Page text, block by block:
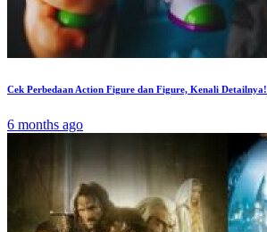
Cek Perbedaan Action Figure dan Figure, Kenali Detailnya!
6 months ago